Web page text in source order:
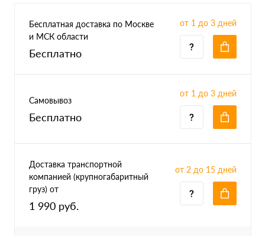
Бесплатная доставка по Москве
и МСК области
Бесплатно
от 1 до 3 дней
Самовывоз
Бесплатно
от 1 до 3 дней
Доставка транспортной
компанией (крупногабаритный
груз) от
1 990 руб.
от 2 до 15 дней